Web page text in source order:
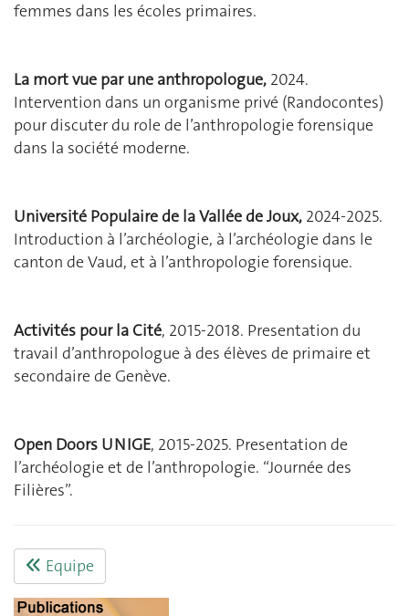
femmes dans les écoles primaires.
La mort vue par une anthropologue, 2024.
Intervention dans un organisme privé (Randocontes)
pour discuter du role de l’anthropologie forensique
dans la société moderne.
Université Populaire de la Vallée de Joux, 2024-2025.
Introduction à l’archéologie, à l’archéologie dans le
canton de Vaud, et à l’anthropologie forensique.
Activités pour la Cité, 2015-2018. Presentation du
travail d’anthropologue à des élèves de primaire et
secondaire de Genève.
Open Doors UNIGE, 2015-2025. Presentation de
l’archéologie et de l’anthropologie. “Journée des
Filières”.
Equipe